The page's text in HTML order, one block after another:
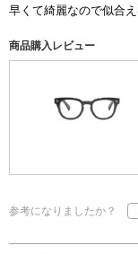
早くて綺麗なので似合
商品購入レビュー
参考になりましたか？